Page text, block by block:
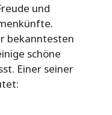
und
bekanntesten
schöne
Einer seiner